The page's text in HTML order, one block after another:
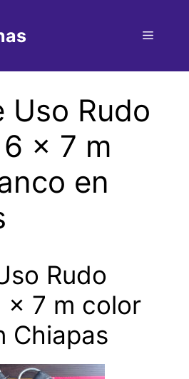
Menú
Uso Rudo
x 7 m
en
Rudo
x 7 m color
Chiapas